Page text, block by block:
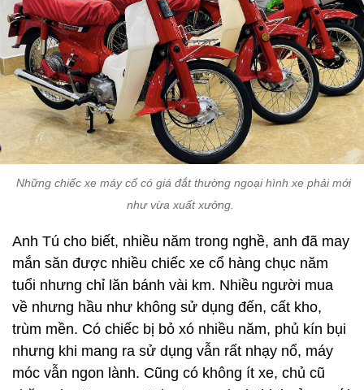
Những chiếc xe máy cổ có giá đắt thường ngoại hình xe phải mới
như vừa xuất xưởng.
Anh Tú cho biết, nhiều năm trong nghề, anh đã may
mắn săn được nhiều chiếc xe cổ hàng chục năm
tuổi nhưng chỉ lăn bánh vài km. Nhiều người mua
về nhưng hầu như không sử dụng đến, cất kho,
trùm mền. Có chiếc bị bỏ xó nhiều năm, phủ kín bụi
nhưng khi mang ra sử dụng vẫn rất nhạy nổ, máy
móc vẫn ngon lành. Cũng có không ít xe, chủ cũ